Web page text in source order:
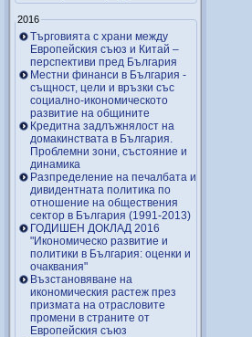
2016
Търговията с храни между
Европейския съюз и Китай –
перспективи пред България
Местни финанси в България -
същност, цели и връзки със
социално-икономическото
развитие на общините
Кредитна задлъжнялост на
домакинствата в България.
Проблемни зони, състояние и
динамика
Разпределение на печалбата и
дивидентната политика по
отношение на обществения
сектор в България (1991-2013)
ГОДИШЕН ДОКЛАД 2016
"Икономическо развитие и
политики в България: оценки и
очаквания"
Възстановяване на
икономическия растеж през
призмата на отрасловите
промени в страните от
Европейския съюз